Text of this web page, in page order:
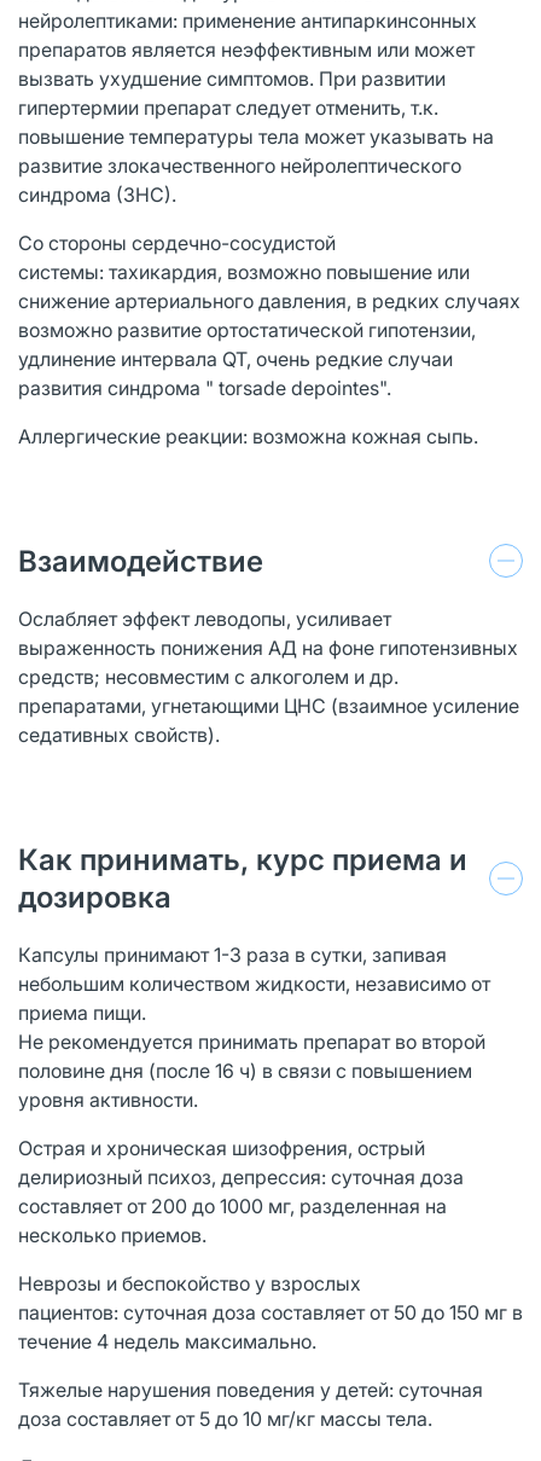
нейролептиками: применение антипаркинсонных
препаратов является неэффективным или может
вызвать ухудшение симптомов. При развитии
гипертермии препарат следует отменить, т.к.
повышение температуры тела может указывать на
развитие злокачественного нейролептического
синдрома (ЗНС).
Со стороны сердечно-сосудистой
системы: тахикардия, возможно повышение или
снижение артериального давления, в редких случаях
возможно развитие ортостатической гипотензии,
удлинение интервала QT, очень редкие случаи
развития синдрома " torsade depointes".
Аллергические реакции: возможна кожная сыпь.
Взаимодействие
Ослабляет эффект леводопы, усиливает
выраженность понижения АД на фоне гипотензивных
средств; несовместим с алкоголем и др.
препаратами, угнетающими ЦНС (взаимное усиление
седативных свойств).
Как принимать, курс приема и
дозировка
Капсулы принимают 1-3 раза в сутки, запивая
небольшим количеством жидкости, независимо от
приема пищи.
Не рекомендуется принимать препарат во второй
половине дня (после 16 ч) в связи с повышением
уровня активности.
Острая и хроническая шизофрения, острый
делириозный психоз, депрессия: суточная доза
составляет от 200 до 1000 мг, разделенная на
несколько приемов.
Неврозы и беспокойство у взрослых
пациентов: суточная доза составляет от 50 до 150 мг в
течение 4 недель максимально.
Тяжелые нарушения поведения у детей: суточная
доза составляет от 5 до 10 мг/кг массы тела.